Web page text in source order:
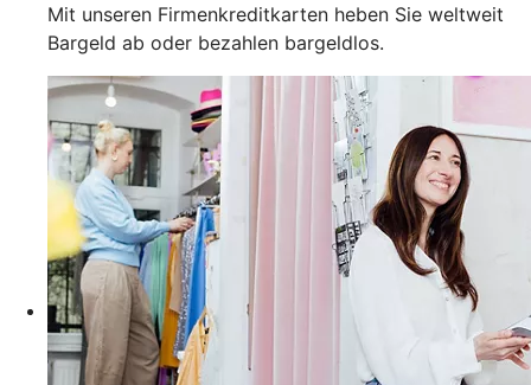
Mit unseren Firmenkreditkarten heben Sie weltweit
Bargeld ab oder bezahlen bargeldlos.